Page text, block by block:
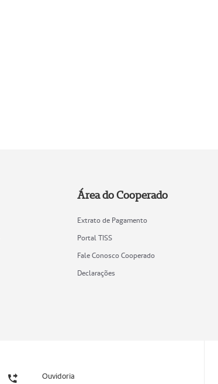
Área do Cooperado
Extrato de Pagamento
Portal TISS
Fale Conosco Cooperado
Declarações
Ouvidoria